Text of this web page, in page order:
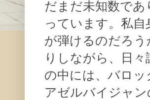
だまだ未知数で
っています。私
が弾けるのだろ
りしながら、日
の中には、バロ
アゼルバイジャ